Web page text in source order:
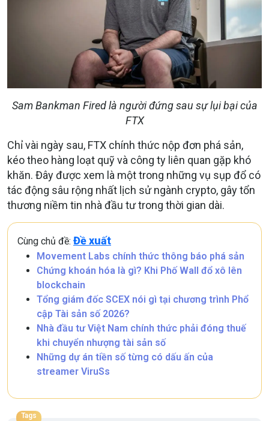
Sam Bankman Fired là người đứng sau sự lụi bại của
FTX
Chỉ vài ngày sau, FTX chính thức nộp đơn phá sản,
kéo theo hàng loạt quỹ và công ty liên quan gặp khó
khăn. Đây được xem là một trong những vụ sụp đổ có
tác động sâu rộng nhất lịch sử ngành crypto, gây tổn
thương niềm tin nhà đầu tư trong thời gian dài.
Cùng chủ đề: Đề xuất
Movement Labs chính thức thông báo phá sản
Chứng khoán hóa là gì? Khi Phố Wall đổ xô lên
blockchain
Tổng giám đốc SCEX nói gì tại chương trình Phổ
cập Tài sản số 2026?
Nhà đầu tư Việt Nam chính thức phải đóng thuế
khi chuyển nhượng tài sản số
Những dự án tiền số từng có dấu ấn của
streamer ViruSs
Tags